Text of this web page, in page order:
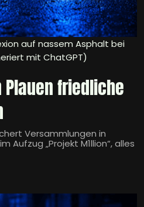
auf nassem Asphalt bei
mit ChatGPT)
friedliche
Versammlungen in
Aufzug „Projekt M1llion“, alles